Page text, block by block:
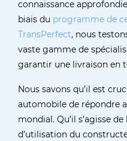
connaissance
biais du programme de
TransPerfect, nous
vaste gamme de
garantir une livraison en
Nous savons qu’il est
automobile de répondre
mondial. Qu’il s’agisse
d’utilisation du